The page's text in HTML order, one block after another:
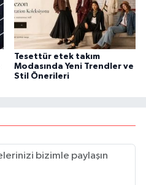
Tesettür etek takım
Modasında Yeni Trendler ve
Stil Önerileri